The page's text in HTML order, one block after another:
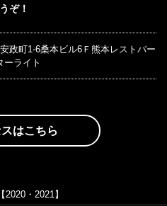
ぞ！
政町1-6桑本ビル6Ｆ熊本レストバー
ライト
はこちら
・2021】